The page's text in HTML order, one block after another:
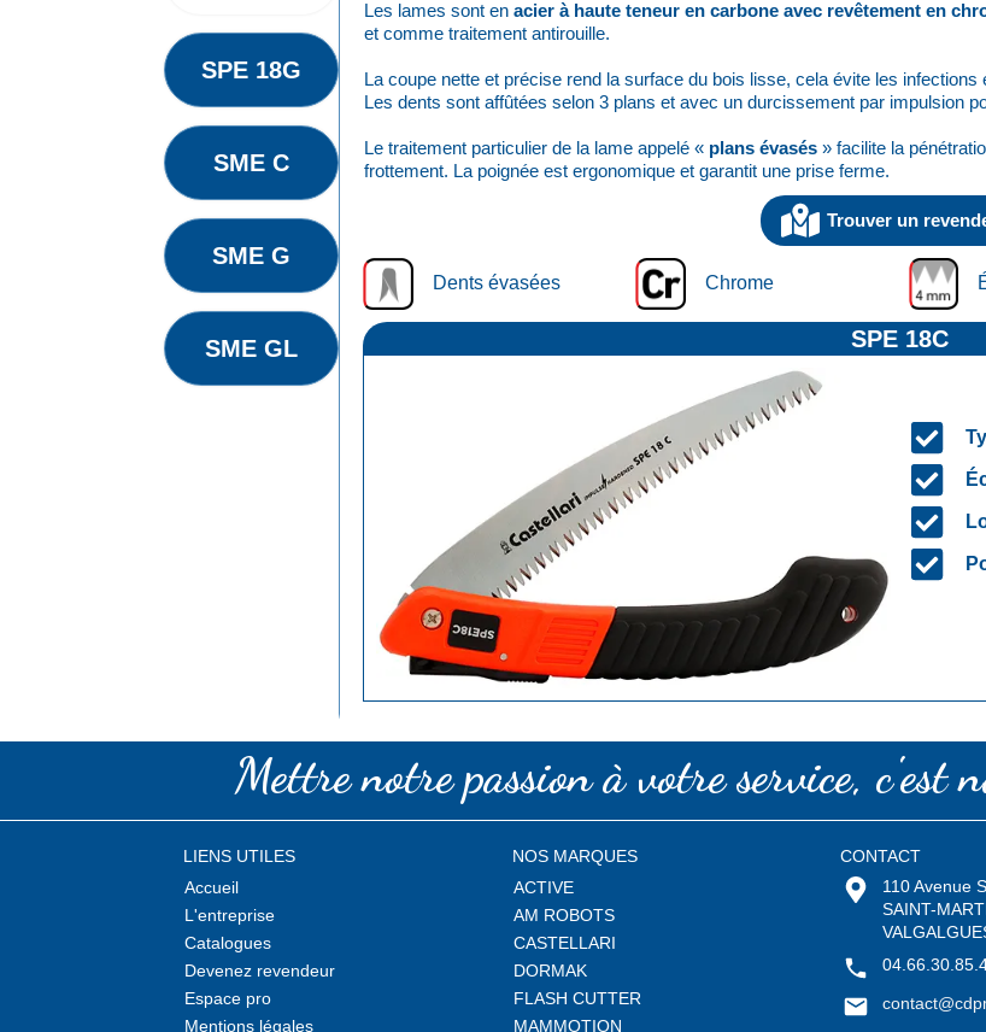
SPE 18G
SME C
SME G
SME GL
Les lames sont en acier à haute teneur en carbone avec revêtement en
et comme traitement antirouille.
La coupe nette et précise rend la surface du bois lisse, cela évite les
Les dents sont affûtées selon 3 plans et avec un durcissement par impulsion
Le traitement particulier de la lame appelé « plans évasés » facilite la
frottement. La poignée est ergonomique et garantit une prise ferme.
Trouver un
Dents évasées Chrome
SPE 18C
Mettre notre passion à votre service, c'est
LIENS UTILES
Accueil
L'entreprise
Catalogues
Devenez revendeur
Espace pro
Mentions légales
NOS MARQUES
ACTIVE
AM ROBOTS
CASTELLARI
DORMAK
FLASH CUTTER
MAMMOTION
CONTACT
110 Avenue
SAINT-